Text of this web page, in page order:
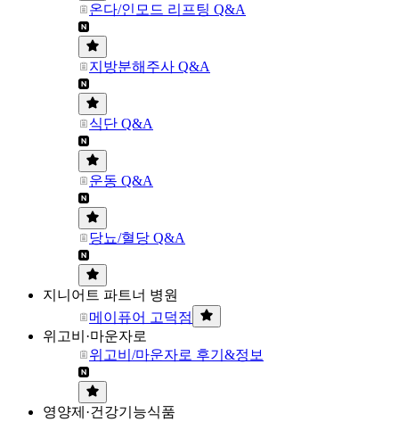
온다/인모드 리프팅 Q&A
지방분해주사 Q&A
식단 Q&A
운동 Q&A
당뇨/혈당 Q&A
지니어트 파트너 병원
메이퓨어 고덕점
위고비·마운자로
위고비/마운자로 후기&정보
영양제·건강기능식품